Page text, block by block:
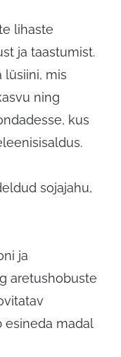
lihaste
ja taastumist.
lüsiini, mis
ning
kus
sojajahu,
ja
aretushobuste
esineda madal